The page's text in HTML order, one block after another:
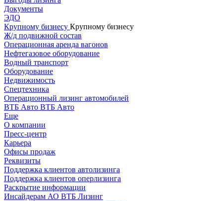
Документы
ЭДО
Крупному бизнесу Крупному бизнесу
Ж/д подвижной состав
Операционная аренда вагонов
Нефтегазовое оборудование
Водный транспорт
Оборудование
Недвижимость
Спецтехника
Операционный лизинг автомобилей
ВТБ Авто ВТБ Авто
Еще
О компании
Пресс-центр
Карьера
Офисы продаж
Реквизиты
Поддержка клиентов автолизинга
Поддержка клиентов оперлизинга
Раскрытие информации
Инсайдерам АО ВТБ Лизинг